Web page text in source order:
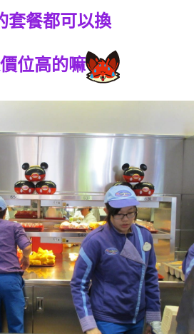
套餐都可以換
位高的嘛